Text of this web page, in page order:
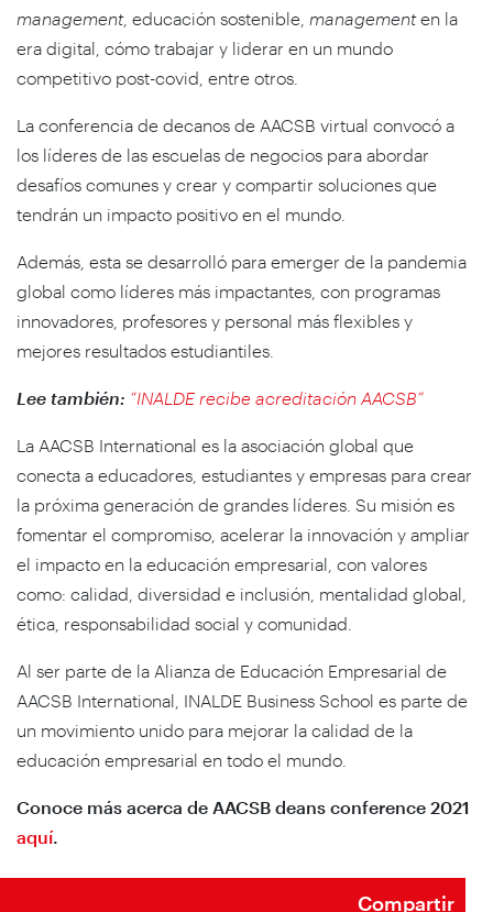
management, educación sostenible, managementen la
era digital, cómo trabajar y liderar en un mundo
competitivo post-covid, entre otros.
La conferencia de decanos de AACSB virtual convocó a
los líderes de las escuelas de negocios para abordar
desafíos comunes y crear y compartir soluciones que
tendrán un impacto positivo en el mundo.
Además, esta se desarrolló para emerger de la pandemia
global como líderes más impactantes, con programas
innovadores, profesores y personal más flexibles y
mejores resultados estudiantiles.
Lee también: “INALDE recibe acreditación AACSB”
La AACSB International es la asociación global que
conecta a educadores, estudiantes y empresas para crear
la próxima generación de grandes líderes. Su misión es
fomentar el compromiso, acelerar la innovación y ampliar
el impacto en la educación empresarial, con valores
como: calidad, diversidad e inclusión, mentalidad global,
ética, responsabilidad social y comunidad.
Al ser parte de la Alianza de Educación Empresarial de
AACSB International, INALDE Business School es parte de
un movimiento unido para mejorar la calidad de la
educación empresarial en todo el mundo.
Conoce más acerca de AACSB deans conference 2021
aquí.
Compartir